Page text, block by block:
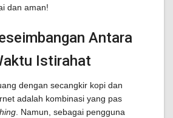
dan aman!
Antara
Istirahat
dengan secangkir kopi dan
adalah kombinasi yang pas
. Namun, sebagai pengguna